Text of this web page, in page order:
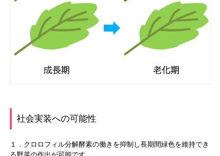
社会実装への可能性
１．クロロフィル分解酵素の働きを抑制し長期間緑色を維持でき